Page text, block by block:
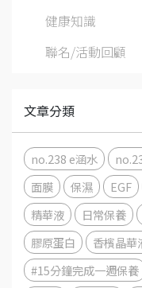
健康知識
聯名/活動回顧
文章分類
no.238 e涵水
面膜
保濕 EGF
精華液
日常保養
膠原蛋白
香檳晶華
#15分鐘完成一週保養